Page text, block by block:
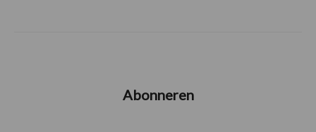
Abonneren